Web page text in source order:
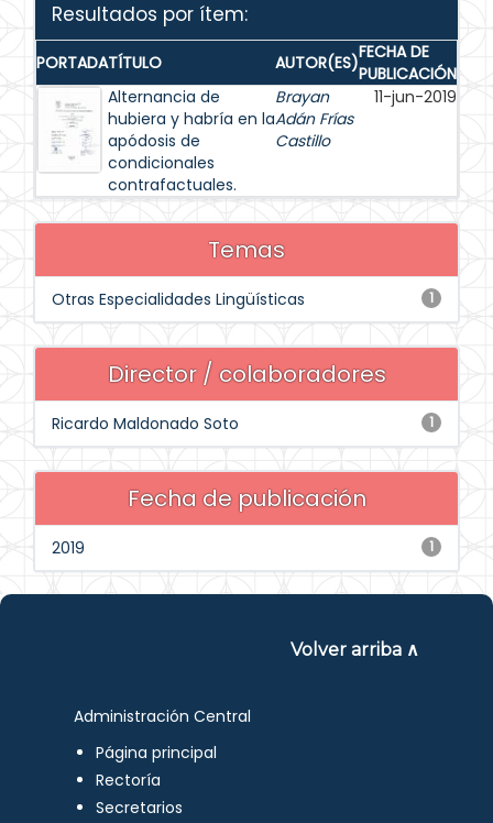
Resultados por ítem:
PORTADATÍTULO AUTOR(ES)FECHA DE
PUBLICACIÓN
Alternancia de
hubiera y habría en la
apódosis de
condicionales
contrafactuales.
Brayan
Adán Frías
Castillo
11-jun-2019
Temas
1
Otras Especialidades Lingüísticas
Director / colaboradores
1
Ricardo Maldonado Soto
Fecha de publicación
1
2019
Volver arriba ∧
Administración Central
Página principal
Rectoría
Secretarios